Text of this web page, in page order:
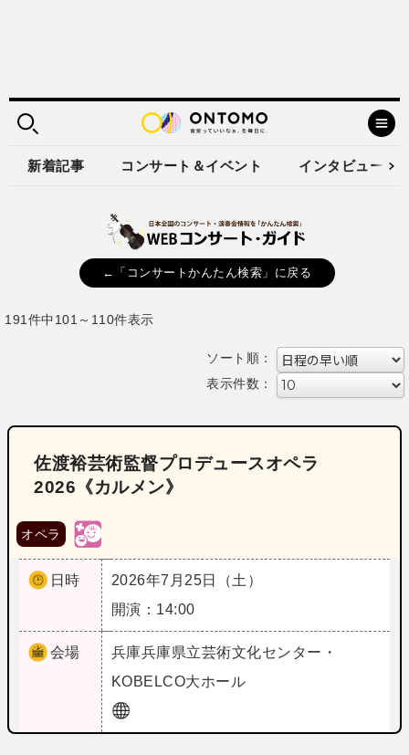
新着記事 コンサート＆イベント インタビュー
←「コンサートかんたん検索」に戻る
191件中101～110件表示
ソート順：
表示件数：
佐渡裕芸術監督プロデュースオペラ
2026《カルメン》
オペラ
日時
2026年7月25日（土）
開演：14:00
会場 兵庫兵庫県立芸術文化センター・
KOBELCO大ホール